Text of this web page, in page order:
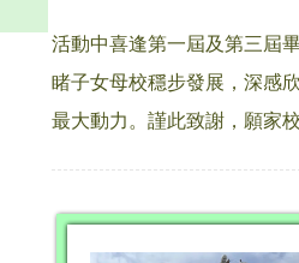
活動中喜逢第一屆及第三屆
睹子女母校穩步發展，深感
最大動力。謹此致謝，願家